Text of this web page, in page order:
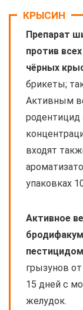
КРЫСИН
Препарат
против
чёрных
брикеты;
Активным
родентицид
входят
упаковках
Активное
грызунов
15 дней с
желудок.